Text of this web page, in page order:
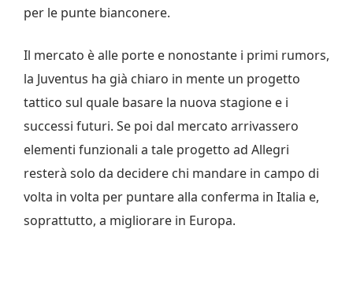
per le punte bianconere.
Il mercato è alle porte e nonostante i primi rumors,
la Juventus ha già chiaro in mente un progetto
tattico sul quale basare la nuova stagione e i
successi futuri. Se poi dal mercato arrivassero
elementi funzionali a tale progetto ad Allegri
resterà solo da decidere chi mandare in campo di
volta in volta per puntare alla conferma in Italia e,
soprattutto, a migliorare in Europa.